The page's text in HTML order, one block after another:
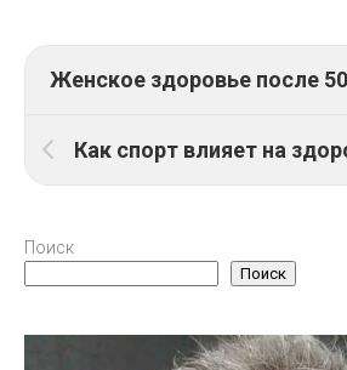
Женское здоровье после 50
Как спорт влияет на
Поиск
Поиск